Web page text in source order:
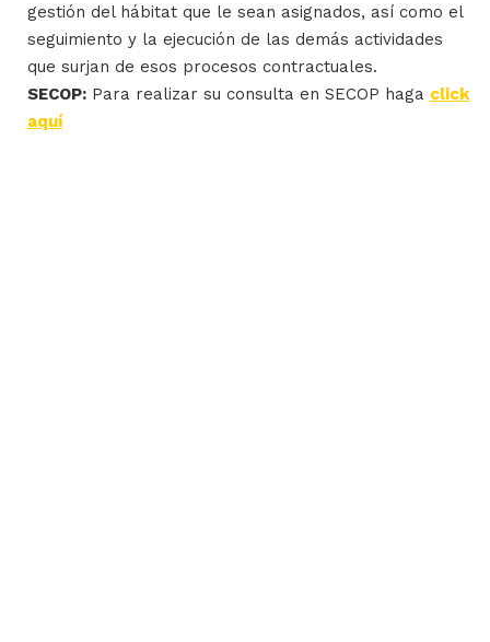
gestión del hábitat que le sean asignados, así como el
seguimiento y la ejecución de las demás actividades
que surjan de esos procesos contractuales.
SECOP: Para realizar su consulta en SECOP haga click
aquí